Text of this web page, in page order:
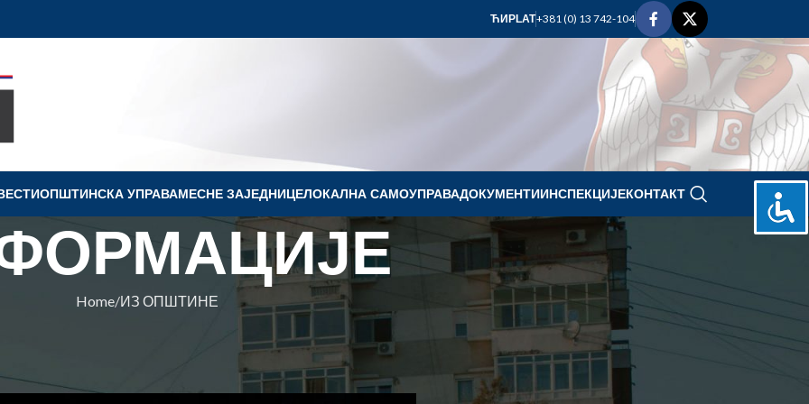
ЋИРLAT+381 (0) 13 742-104
OПШТИНСКА УПРАВАМЕСНЕ ЗАЈЕДНИЦЕЛОКАЛНА САМОУПРАВАДОКУМЕНТИИНСПЕКЦИЈЕКОНТАКТ
Home ИЗ ОПШТИНЕ
„Ходочашће на Крф“ у Ковину
Ковин On 24. februar 2026.
februar 2026.
U S Č P